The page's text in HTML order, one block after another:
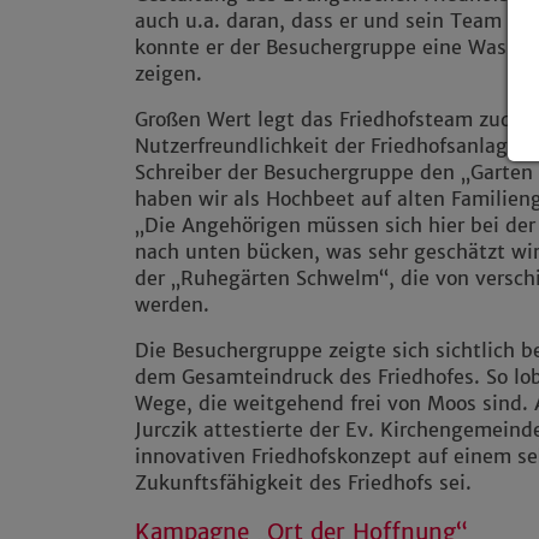
auch u.a. daran, dass er und sein Team
konnte er der Besuchergruppe eine
zeigen.
Großen Wert legt das Friedhofsteam
Nutzerfreundlichkeit der Friedhofsanlage.
Schreiber der Besuchergruppe den
haben wir als Hochbeet auf alten
„Die Angehörigen müssen sich hier bei
nach unten bücken, was sehr geschätzt
der „Ruhegärten Schwelm“, die von
werden.
Die Besuchergruppe zeigte sich sichtlich
dem Gesamteindruck des Friedhofes. So
Wege, die weitgehend frei von Moos sind.
Jurczik attestierte der Ev.
innovativen Friedhofskonzept auf einem
Zukunftsfähigkeit des Friedhofs sei.
Kampagne „Ort der Hoffnung“